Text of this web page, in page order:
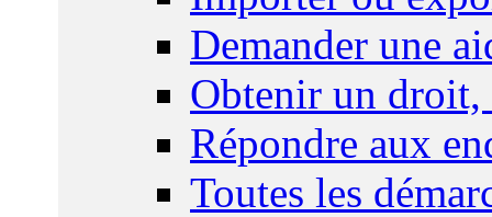
Demander une
Obtenir un droit,
Répondre aux
Toutes les